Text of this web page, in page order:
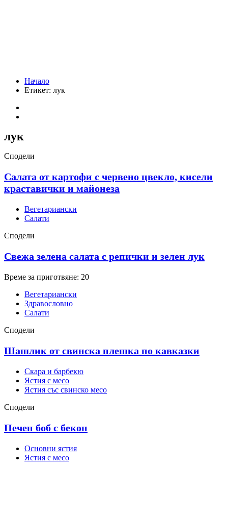
Начало
Етикет: лук
лук
Сподели
Салата от картофи с червено цвекло, кисели
краставички и майонеза
Вегетариански
Салати
Сподели
Свежа зелена салата с репички и зелен лук
Време за приготвяне: 20
Вегетариански
Здравословно
Салати
Сподели
Шашлик от свинска плешка по кавказки
Скара и барбекю
Ястия с месо
Ястия със свинско месо
Сподели
Печен боб с бекон
Основни ястия
Ястия с месо